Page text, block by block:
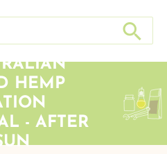
Wein, Fleisch, Keramik, Holz,
Suche
HEMP
- AFTER